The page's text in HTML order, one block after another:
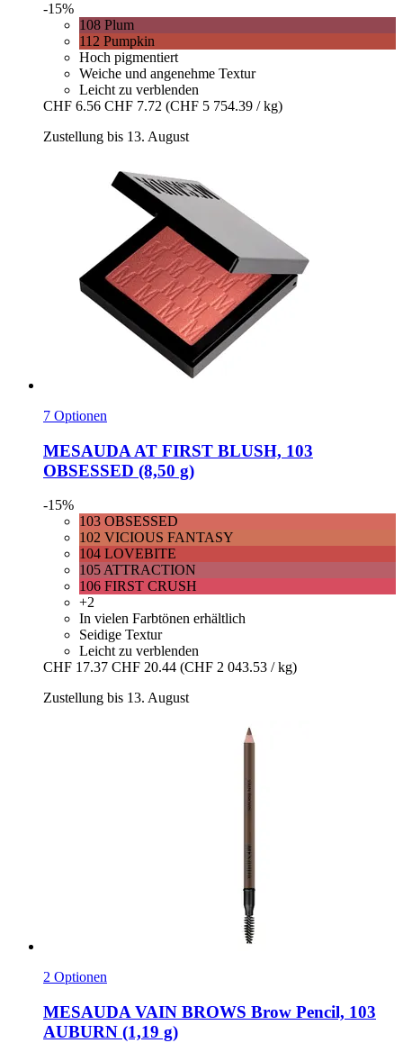
-15%
108 Plum
112 Pumpkin
Hoch pigmentiert
Weiche und angenehme Textur
Leicht zu verblenden
CHF 6.56 CHF 7.72 (CHF 5 754.39 / kg)
Zustellung bis 13. August
7 Optionen
MESAUDA AT FIRST BLUSH, 103
OBSESSED (8,50 g)
-15%
103 OBSESSED
102 VICIOUS FANTASY
104 LOVEBITE
105 ATTRACTION
106 FIRST CRUSH
+2
In vielen Farbtönen erhältlich
Seidige Textur
Leicht zu verblenden
CHF 17.37 CHF 20.44 (CHF 2 043.53 / kg)
Zustellung bis 13. August
2 Optionen
MESAUDA VAIN BROWS Brow Pencil, 103
AUBURN (1,19 g)